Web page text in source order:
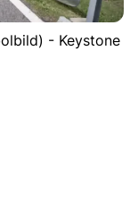
- Keystone